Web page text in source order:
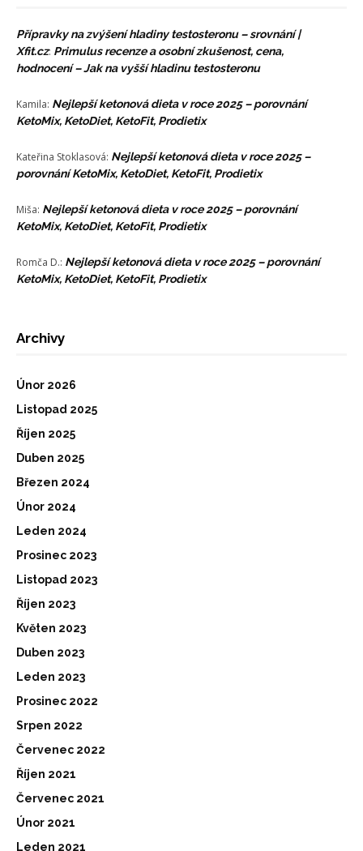
Přípravky na zvýšení hladiny testosteronu – srovnání |
Xfit.cz: Primulus recenze a osobní zkušenost, cena,
hodnocení – Jak na vyšší hladinu testosteronu
Kamila: Nejlepší ketonová dieta v roce 2025 – porovnání
KetoMix, KetoDiet, KetoFit, Prodietix
Kateřina Stoklasová: Nejlepší ketonová dieta v roce 2025 –
porovnání KetoMix, KetoDiet, KetoFit, Prodietix
Miša: Nejlepší ketonová dieta v roce 2025 – porovnání
KetoMix, KetoDiet, KetoFit, Prodietix
Romča D.: Nejlepší ketonová dieta v roce 2025 – porovnání
KetoMix, KetoDiet, KetoFit, Prodietix
Archivy
Únor 2026
Listopad 2025
Říjen 2025
Duben 2025
Březen 2024
Únor 2024
Leden 2024
Prosinec 2023
Listopad 2023
Říjen 2023
Květen 2023
Duben 2023
Leden 2023
Prosinec 2022
Srpen 2022
Červenec 2022
Říjen 2021
Červenec 2021
Únor 2021
Leden 2021